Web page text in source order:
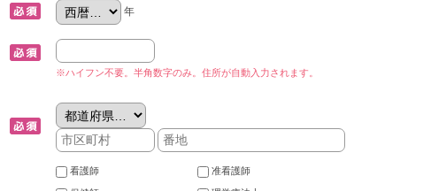
年
※ハイフン不要。半角数字のみ。住所が自動入力されます。
看護師 准看護師